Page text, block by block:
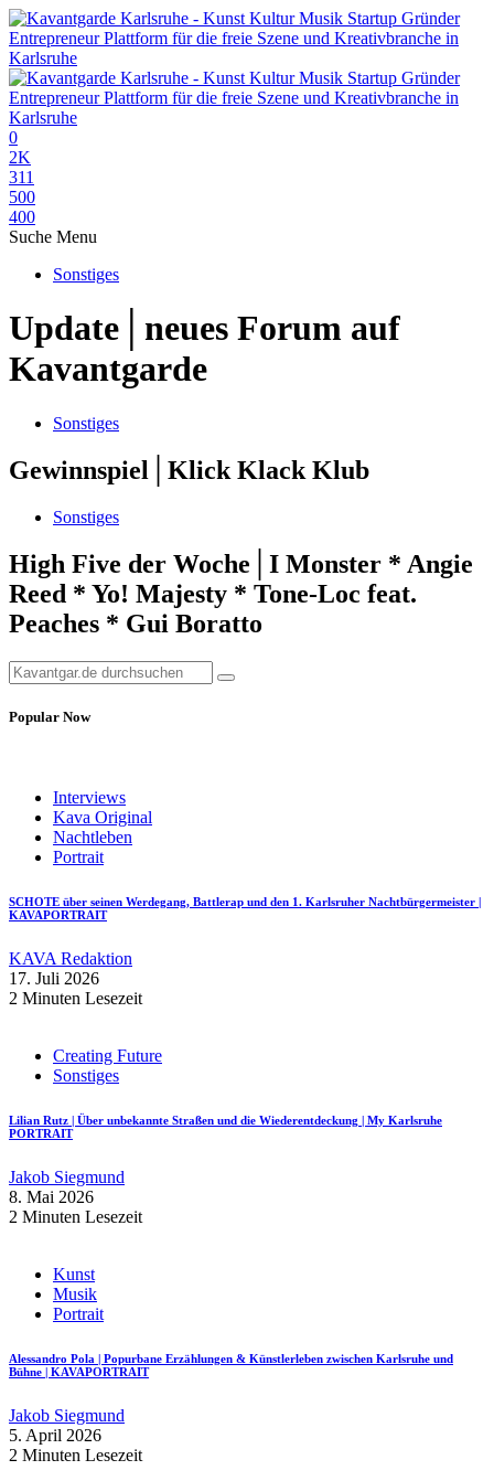
0
2K
311
500
400
Suche Menu
Sonstiges
Update│neues Forum auf
Kavantgarde
Sonstiges
Gewinnspiel│Klick Klack Klub
Sonstiges
High Five der Woche│I Monster * Angie
Reed * Yo! Majesty * Tone-Loc feat.
Peaches * Gui Boratto
Popular Now
Interviews
Kava Original
Nachtleben
Portrait
SCHOTE über seinen Werdegang, Battlerap und den 1. Karlsruher Nachtbürgermeister |
KAVAPORTRAIT
KAVA Redaktion
17. Juli 2026
2 Minuten Lesezeit
Creating Future
Sonstiges
Lilian Rutz | Über unbekannte Straßen und die Wiederentdeckung | My Karlsruhe
PORTRAIT
Jakob Siegmund
8. Mai 2026
2 Minuten Lesezeit
Kunst
Musik
Portrait
Alessandro Pola | Popurbane Erzählungen & Künstlerleben zwischen Karlsruhe und
Bühne | KAVAPORTRAIT
Jakob Siegmund
5. April 2026
2 Minuten Lesezeit